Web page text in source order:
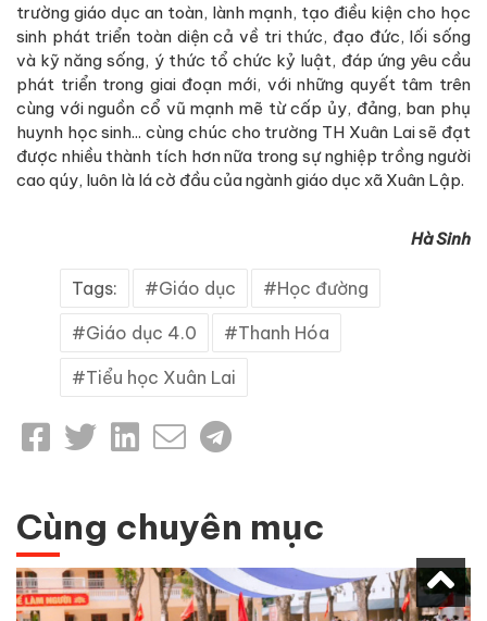
trường giáo dục an toàn, lành mạnh, tạo điều kiện cho học
sinh phát triển toàn diện cả về tri thức, đạo đức, lối sống
và kỹ năng sống, ý thức tổ chức kỷ luật, đáp ứng yêu cầu
phát triển trong giai đoạn mới, với những quyết tâm trên
cùng với nguồn cổ vũ mạnh mẽ từ cấp ủy, đảng, ban phụ
huynh học sinh... cùng chúc cho trường TH Xuân Lai sẽ đạt
được nhiều thành tích hơn nữa trong sự nghiệp trồng người
cao qúy, luôn là lá cờ đầu của ngành giáo dục xã Xuân Lập.
Hà Sinh
Tags: Giáo dục Học đường
Giáo dục 4.0 Thanh Hóa
Tiểu học Xuân Lai
Cùng chuyên mục